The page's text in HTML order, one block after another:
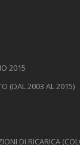
2015
(DAL 2003 AL 2015)
DI RICARICA